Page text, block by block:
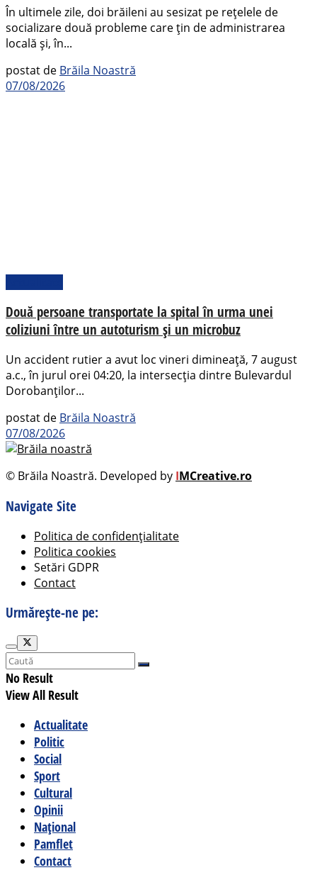
În ultimele zile, doi brăileni au sesizat pe rețelele de
socializare două probleme care țin de administrarea
locală și, în...
postat de Brăila Noastră
07/08/2026
Două persoane transportate la spital în urma unei
coliziuni între un autoturism și un microbuz
Un accident rutier a avut loc vineri dimineață, 7 august
a.c., în jurul orei 04:20, la intersecția dintre Bulevardul
Dorobanților...
postat de Brăila Noastră
07/08/2026
© Brăila Noastră. Developed by IMCreative.ro
Navigate Site
Politica de confidențialitate
Politica cookies
Setări GDPR
Contact
Urmărește-ne pe:
No Result
View All Result
Actualitate
Politic
Social
Sport
Cultural
Opinii
Național
Pamflet
Contact